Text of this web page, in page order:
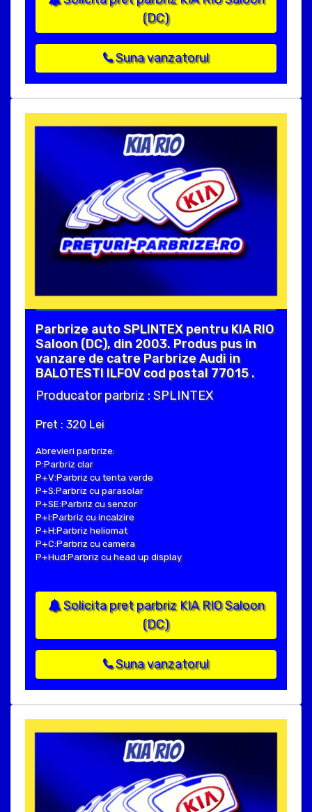
(DC)
Suna vanzatorul
Parbrize auto SPLINTEX pentru KIA RIO
Saloon (DC), din 2003. Produs pus in
vanzare de catre Parbrize Audi in
BALOTESTI ILFOV cod postal 77015 .
Producator parbriz : SPLINTEX
Pret : 320 Lei
Abrevieri parbrize:
P:Parbriz clar
P+V:Parbriz cu tenta verde
P+S:Parbriz cu parasolar
P+SE:Parbriz cu senzor
P+I:Parbriz cu incalzire
P+H:Parbriz heliomat
P+C:Parbriz cu camera
P+Hud:Parbriz cu head up display
Solicita pret parbriz KIA RIO Saloon
(DC)
Suna vanzatorul